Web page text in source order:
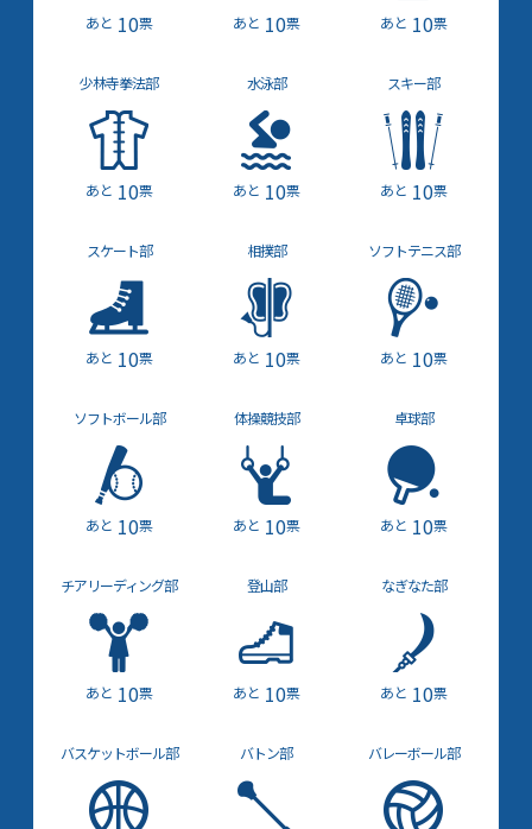
10票 10票 10票
少林寺拳法部
10票
水泳部
10票
スキー部
10票
スケート部
10票
相撲部
10票
ソフトテニス部
10票
ソフトボール部
10票
体操競技部
10票
卓球部
10票
チアリーディング部
10票
登山部
10票
なぎなた部
10票
バスケットボール部 バトン部 バレーボール部